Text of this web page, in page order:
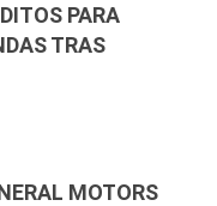
PARA
TRAS
MOTORS